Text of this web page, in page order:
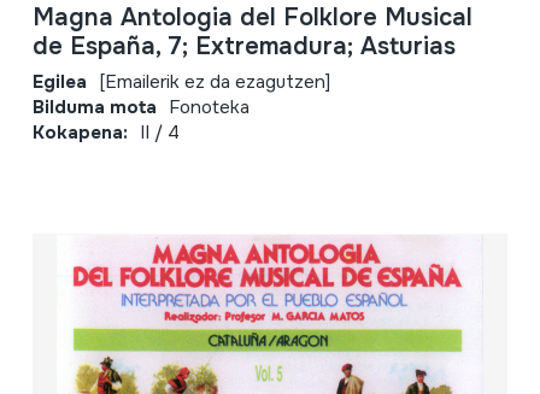
Magna Antologia del Folklore Musical
de España, 7; Extremadura; Asturias
Egilea [Emailerik ez da ezagutzen]
Bilduma mota Fonoteka
Kokapena: II / 4